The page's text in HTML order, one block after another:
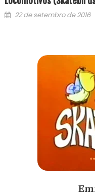
22 de setembro de 2016